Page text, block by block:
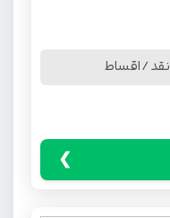
نقد / اقساط